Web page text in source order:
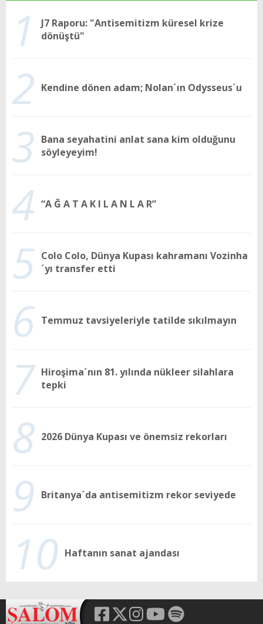
1
J7 Raporu: "Antisemitizm küresel krize
dönüştü"
2 Kendine dönen adam; Nolan´ın Odysseus´u
3 Bana seyahatini anlat sana kim olduğunu
söyleyeyim!
4 “A Ğ A T A K I L A N L A R”
5 Colo Colo, Dünya Kupası kahramanı Vozinha
´yı transfer etti
6 Temmuz tavsiyeleriyle tatilde sıkılmayın
7 Hiroşima´nın 81. yılında nükleer silahlara
tepki
8 2026 Dünya Kupası ve önemsiz rekorları
9 Britanya´da antisemitizm rekor seviyede
10 Haftanın sanat ajandası